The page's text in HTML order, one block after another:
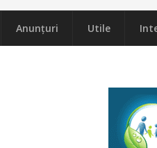
Anunțuri Utile